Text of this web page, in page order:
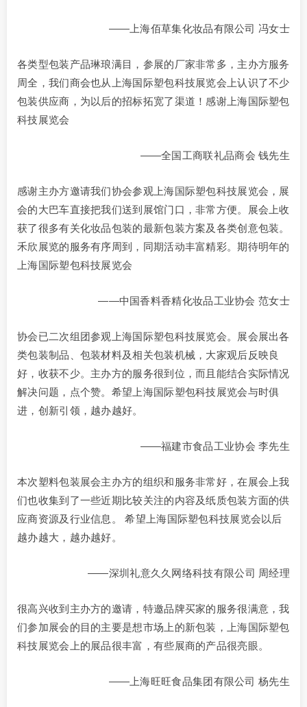
——上海佰草集化妆品有限公司 冯女士
各类型包装产品琳琅满目，参展的厂家非常多，主办方服务
周全，我们商会也从上海国际塑包科技展览会上认识了不少
包装供应商，为以后的招标拓宽了渠道！感谢上海国际塑包
科技展览会
——全国工商联礼品商会 钱先生
感谢主办方邀请我们协会参观上海国际塑包科技展览会，展
会的大巴车直接把我们送到展馆门口，非常方便。展会上收
获了很多有关化妆品包装的最新包装方案及各类创意包装。
禾欣展览的服务有序周到，同期活动丰富精彩。期待明年的
上海国际塑包科技展览会
——中国香料香精化妆品工业协会 范女士
协会已二次组团参观上海国际塑包科技展览会。展会展出各
类包装制品、包装材料及相关包装机械，大家观后反映良
好，收获不少。主办方的服务很到位，而且能结合实际情况
解决问题，点个赞。希望上海国际塑包科技展览会与时俱
进，创新引领，越办越好。
——福建市食品工业协会 李先生
本次塑料包装展会主办方的组织和服务非常好，在展会上我
们也收集到了一些近期比较关注的内容及纸质包装方面的供
应商资源及行业信息。 希望上海国际塑包科技展览会以后
越办越大，越办越好。
——深圳礼意久久网络科技有限公司 周经理
很高兴收到主办方的邀请，特邀品牌买家的服务很满意，我
们参加展会的目的主要是想市场上的新包装，上海国际塑包
科技展览会上的展品很丰富，有些展商的产品很亮眼。
——上海旺旺食品集团有限公司 杨先生